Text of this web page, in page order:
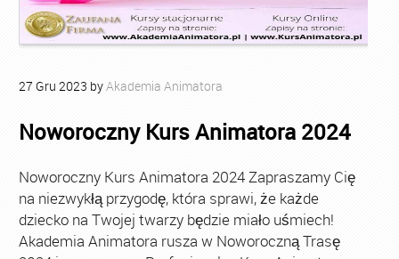
27 Gru 2023 byAkademia Animatora
Noworoczny Kurs Animatora 2024
Noworoczny Kurs Animatora 2024 Zapraszamy Cię
na niezwykłą przygodę, która sprawi, że każde
dziecko na Twojej twarzy będzie miało uśmiech!
Akademia Animatora rusza w Noworoczną Trasę